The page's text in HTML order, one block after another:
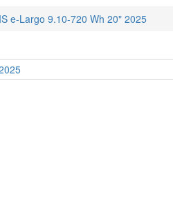
e-Largo 9.10-720 Wh 20" 2025